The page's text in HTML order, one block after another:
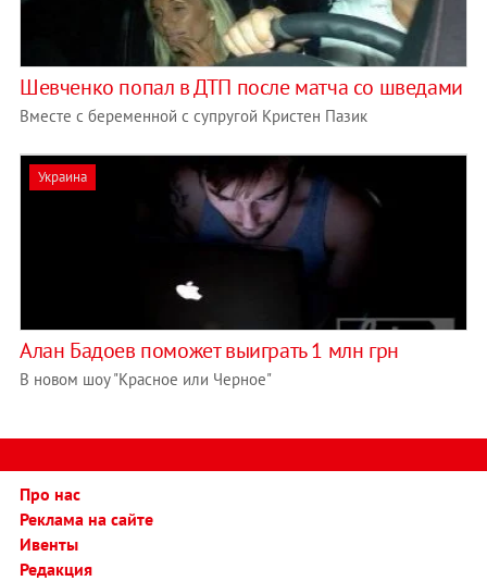
Шевченко попал в ДТП после матча со шведами
Вместе с беременной с супругой Кристен Пазик
Украина
Алан Бадоев поможет выиграть 1 млн грн
В новом шоу "Красное или Черное"
Про нас
Реклама на сайте
Ивенты
Редакция